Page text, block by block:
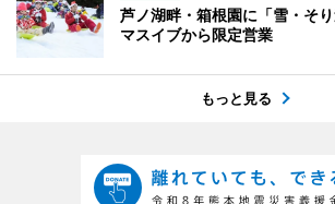
芦ノ湖畔・箱根園に「雪・そ
マスイブから限定営業
もっと見る